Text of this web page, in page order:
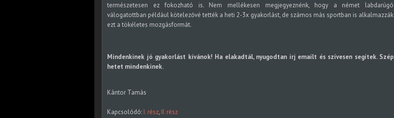
természetesen ez fokozható is. Nem mellékesen megjegyeznénk, hogy a német labdarúgó
válogatottban például kötelezővé tették a heti 2-3x gyakorlást, de számos más sportban is alkalmazzák
ezt a tökéletes mozgásformát.
Mindenkinek jó gyakorlást kívánok! Ha elakadtál, nyugodtan írj emailt és szívesen segítek. Szép
hetet mindenkinek.
Kántor Tamás
Kapcsolódó: I. rész, II. rész